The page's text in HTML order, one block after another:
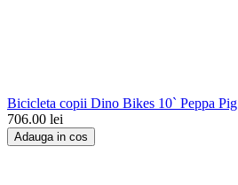
Bicicleta copii Dino Bikes 10` Peppa Pig
706.00 lei
Adauga in cos